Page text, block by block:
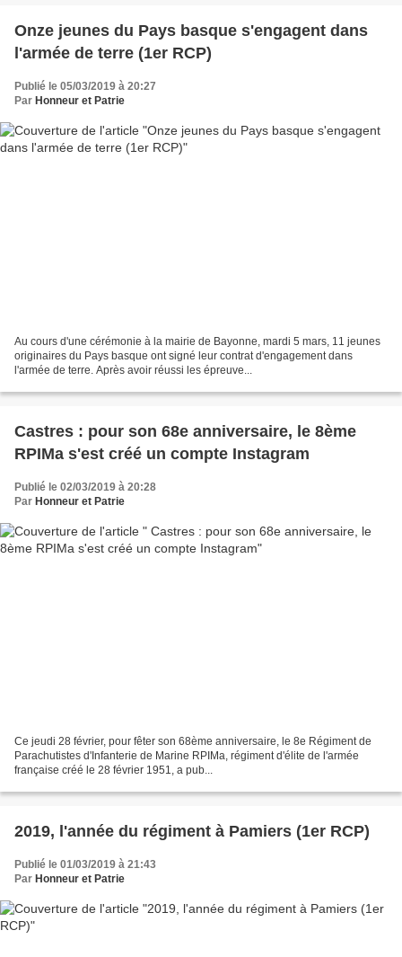
Onze jeunes du Pays basque s'engagent dans
l'armée de terre (1er RCP)
Publié le 05/03/2019 à 20:27
Par Honneur et Patrie
Au cours d'une cérémonie à la mairie de Bayonne, mardi 5 mars, 11 jeunes
originaires du Pays basque ont signé leur contrat d'engagement dans
l'armée de terre. Après avoir réussi les épreuve...
Castres : pour son 68e anniversaire, le 8ème
RPIMa s'est créé un compte Instagram
Publié le 02/03/2019 à 20:28
Par Honneur et Patrie
Ce jeudi 28 février, pour fêter son 68ème anniversaire, le 8e Régiment de
Parachutistes d'Infanterie de Marine RPIMa, régiment d'élite de l'armée
française créé le 28 février 1951, a pub...
2019, l'année du régiment à Pamiers (1er RCP)
Publié le 01/03/2019 à 21:43
Par Honneur et Patrie